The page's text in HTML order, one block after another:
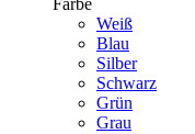
Farbe
Weiß
Blau
Silber
Schwarz
Grün
Grau